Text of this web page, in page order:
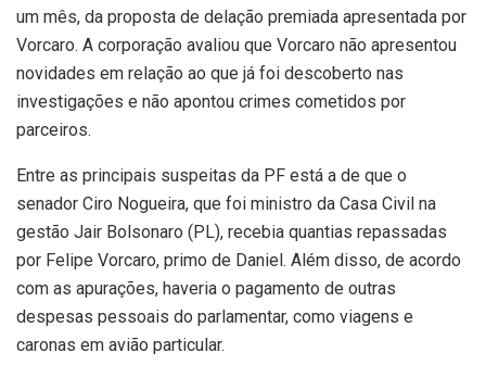
um mês, da proposta de delação premiada apresentada por
Vorcaro. A corporação avaliou que Vorcaro não apresentou
novidades em relação ao que já foi descoberto nas
investigações e não apontou crimes cometidos por
parceiros.
Entre as principais suspeitas da PF está a de que o
senador Ciro Nogueira, que foi ministro da Casa Civil na
gestão Jair Bolsonaro (PL), recebia quantias repassadas
por Felipe Vorcaro, primo de Daniel. Além disso, de acordo
com as apurações, haveria o pagamento de outras
despesas pessoais do parlamentar, como viagens e
caronas em avião particular.